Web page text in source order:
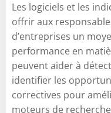
Les logiciels et les
offrir aux
d’entreprises un
performance en
peuvent aider à
identifier les
correctives pour
moteurs de